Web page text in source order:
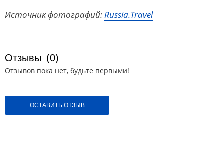
Источник фотографий:Russia.Travel
Отзывы (0)
Отзывов пока нет, будьте первыми!
ОСТАВИТЬ ОТЗЫВ